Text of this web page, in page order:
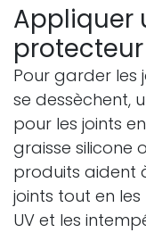
Appliquer
protecteur
Pour garder les
se dessèchent,
pour les joints
graisse silicone
produits aident
joints tout en
UV et les